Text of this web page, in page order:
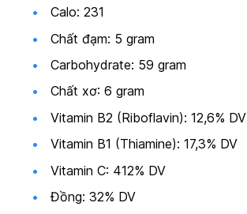
Calo: 231
Chất đạm: 5 gram
Carbohydrate: 59 gram
Chất xơ: 6 gram
Vitamin B2 (Riboflavin): 12,6% DV
Vitamin B1 (Thiamine): 17,3% DV
Vitamin C: 412% DV
Đồng: 32% DV